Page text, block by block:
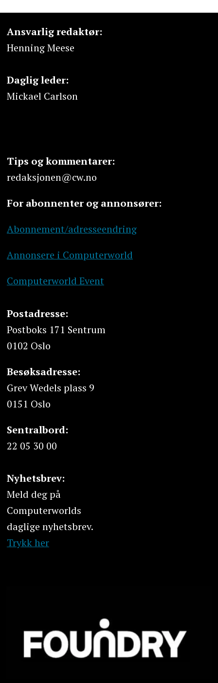
Ansvarlig redaktør:
Henning Meese
Daglig leder:
Mickael Carlson
Tips og kommentarer:
redaksjonen@cw.no
For abonnenter og annonsører:
Abonnement/adresseendring
Annonsere i Computerworld
Computerworld Event
Postadresse:
Postboks 171 Sentrum
0102 Oslo
Besøksadresse:
Grev Wedels plass 9
0151 Oslo
Sentralbord:
22 05 30 00
Nyhetsbrev:
Meld deg på
Computerworlds
daglige nyhetsbrev.
Trykk her